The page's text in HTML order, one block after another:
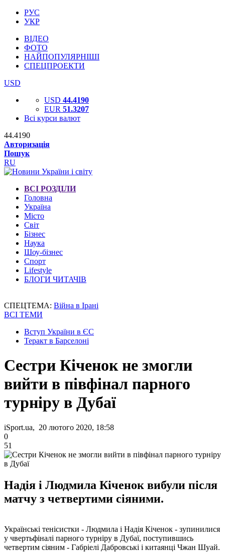
РУС
УКР
ВІДЕО
ФОТО
НАЙПОПУЛЯРНІШІ
СПЕЦПРОЕКТИ
USD
USD 44.4190
EUR 51.3207
Всі курси валют
44.4190
Авторизація
Пошук
RU
ВСІ РОЗДІЛИ
Головна
Україна
Місто
Світ
Бізнес
Наука
Шоу-бізнес
Спорт
Lifestyle
БЛОГИ ЧИТАЧІВ
СПЕЦТЕМА: Війна в Ірані
ВСІ ТЕМИ
Вступ України в ЄС
Теракт в Барселоні
Сестри Кіченок не змогли
вийти в півфінал парного
турніру в Дубаї
iSport.ua, 20 лютого 2020, 18:58
0
51
Надія і Людмила Кіченок вибули після
матчу з четвертими сіяними.
Українські тенісистки - Людмила і Надія Кіченок - зупинилися
у чвертьфіналі парного турніру в Дубаї, поступившись
четвертим сіяним - Габріелі Дабровські і китаянці Чжан Шуай.